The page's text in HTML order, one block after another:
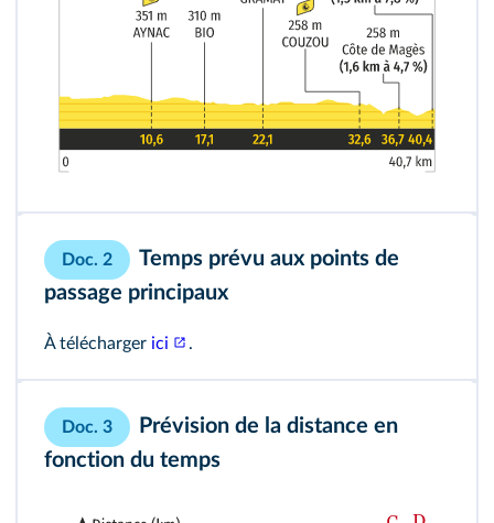
Doc. 2
Temps prévu aux points de
passage principaux
À télécharger ici .
Doc. 3
Prévision de la distance en
fonction du temps